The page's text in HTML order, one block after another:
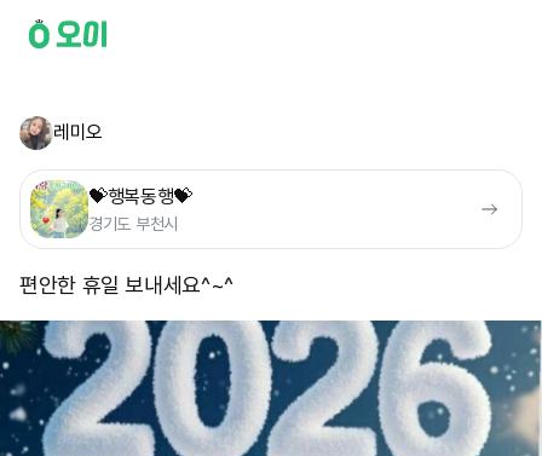
레미오
💝행복동행💝
경기도 부천시
편안한 휴일 보내세요^~^